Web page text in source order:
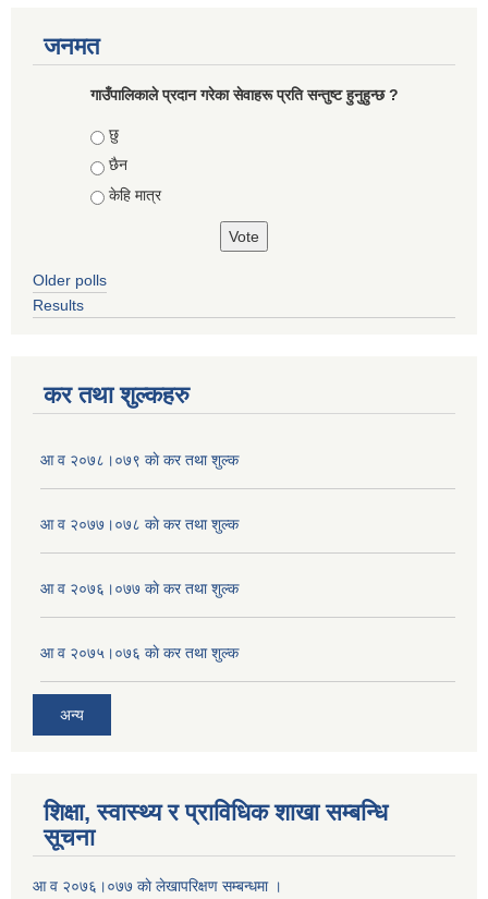
जनमत
गाउँपालिकाले प्रदान गरेका सेवाहरू प्रति सन्तुष्ट हुनुहुन्छ ?
Choices
छु
छैन
केहि मात्र
Older polls
Results
कर तथा शुल्कहरु
आ व २०७८।०७९ काे कर तथा शुल्क
आ व २०७७।०७८ काे कर तथा शुल्क
आ व २०७६।०७७ काे कर तथा शुल्क
आ व २०७५।०७६ काे कर तथा शुल्क
अन्य
शिक्षा, स्वास्थ्य र प्राविधिक शाखा सम्बन्धि
सूचना
आ व २०७६।०७७ काे लेखापरिक्षण सम्बन्धमा ।